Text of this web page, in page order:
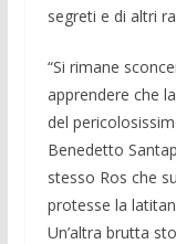
segreti e di altri
“Si rimane
apprendere che
del
Benedetto
stesso Ros che
protesse la
Un’altra brutta